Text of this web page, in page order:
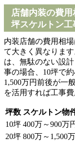
店舗内装の費
坪スケルトン
内装店舗の費用相
て大きく異なりま
は、無駄のない設
事の場合、10坪で
1,500万円前後が一
を活用すれば工事
坪数 スケルトン物
10坪 400万～900万
20坪 800万～1,500